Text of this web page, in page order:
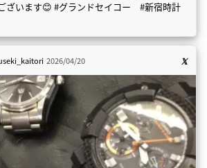
ざいます😊 #グランドセイコー #新宿時計
2026/04/20